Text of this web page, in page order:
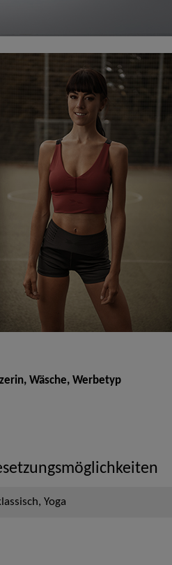
Wäsche, Werbetyp
Yoga